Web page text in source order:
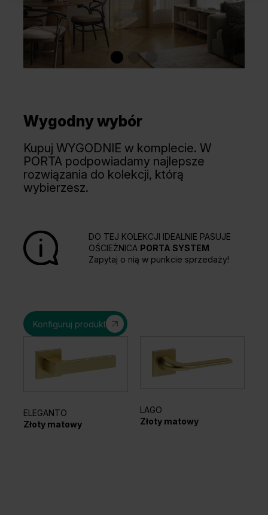
Dąb Angielski Hamilton
Wygodny wybór
Kupuj WYGODNIE w komplecie. W
PORTA podpowiadamy najlepsze
rozwiązania do kolekcji, którą
wybierzesz.
DO TEJ KOLEKCJI IDEALNIE PASUJE
OŚCIEŻNICA PORTA SYSTEM
Zapytaj o nią w punkcie sprzedaży!
Konfiguruj produkt
ELEGANTO
Złoty matowy
LAGO
Złoty matowy